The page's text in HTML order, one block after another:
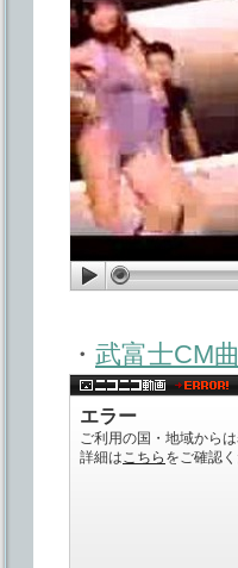
・ 武富士CM曲